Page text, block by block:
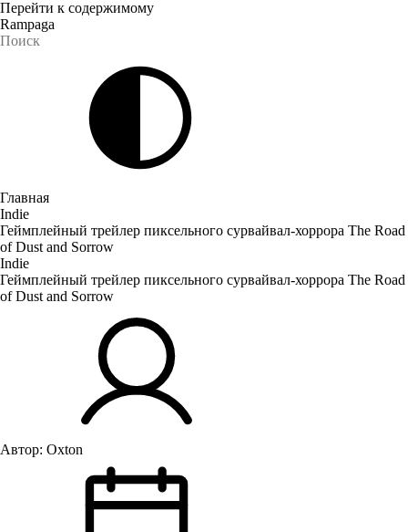
Перейти к содержимому
Rampaga
Главная
Indie
Геймплейный трейлер пиксельного сурвайвал-хоррора The Road
of Dust and Sorrow
Indie
Геймплейный трейлер пиксельного сурвайвал-хоррора The Road
of Dust and Sorrow
Автор: Oxton